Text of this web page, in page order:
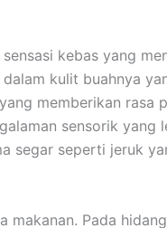
kebas yang
kulit buahnya
memberikan rasa
sensorik yang
segar seperti jeruk
makanan. Pada